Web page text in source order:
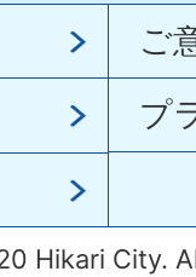
ご
プ
Hikari City.